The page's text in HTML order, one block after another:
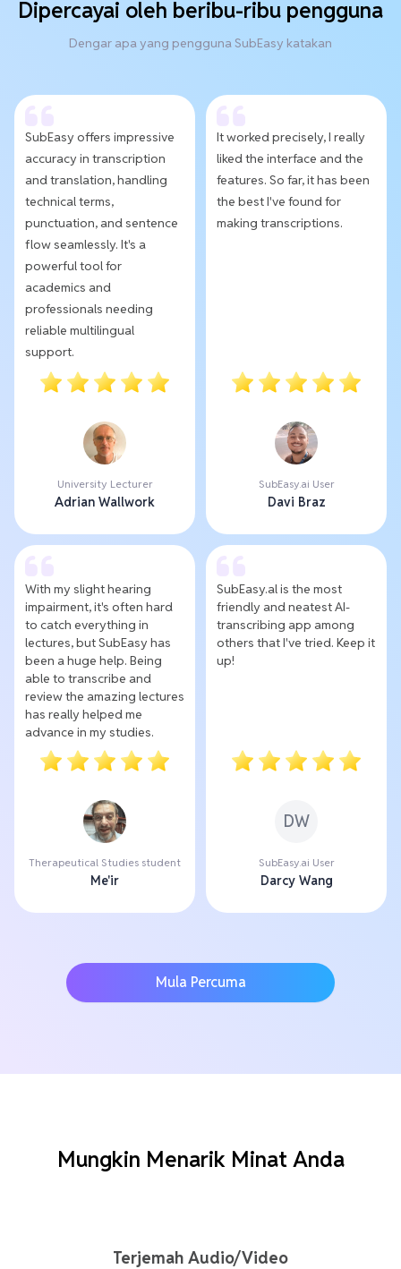
Dipercayai oleh beribu-ribu pengguna
Dengar apa yang pengguna SubEasy katakan
SubEasy offers impressive
accuracy in transcription
and translation, handling
technical terms,
punctuation, and sentence
flow seamlessly. It's a
powerful tool for
academics and
professionals needing
reliable multilingual
support.
University Lecturer
Adrian Wallwork
It worked precisely, I really
liked the interface and the
features. So far, it has been
the best I've found for
making transcriptions.
SubEasy.ai User
Davi Braz
With my slight hearing
impairment, it's often hard
to catch everything in
lectures, but SubEasy has
been a huge help. Being
able to transcribe and
review the amazing lectures
has really helped me
advance in my studies.
Therapeutical Studies student
Me'ir
SubEasy.al is the most
friendly and neatest AI-
transcribing app among
others that I've tried. Keep it
up!
DW
SubEasy.ai User
Darcy Wang
Mula Percuma
Mungkin Menarik Minat Anda
Terjemah Audio/Video